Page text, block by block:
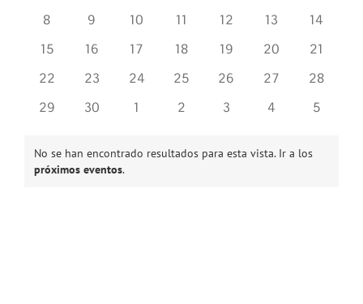
0
8
0
9
0
10
0
11
0
12
0
13
0
14
0
15
0
16
0
17
0
18
0
19
0
20
0
21
0
22
0
23
0
24
0
25
0
26
0
27
0
28
0
29
0
30
01
0
2
0
3
0
4
0
5
Aviso
No se han encontrado resultados para esta vista. Ir a los
próximos eventos.